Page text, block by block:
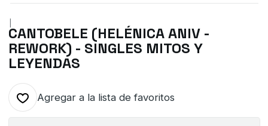
|
CANTOBELE (HELÉNICA ANIV -
REWORK) - SINGLES MITOS Y
LEYENDAS
Agregar a la lista de favoritos